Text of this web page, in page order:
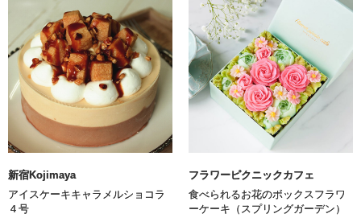
新宿Kojimaya
アイスケーキキャラメルショコラ
４号
フラワーピクニックカフェ
食べられるお花のボックスフラワ
ーケーキ（スプリングガーデン）